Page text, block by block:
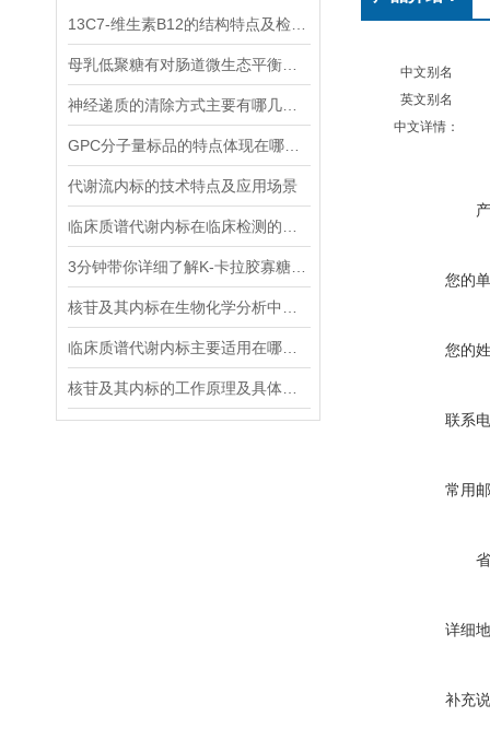
代谢流内标的技术特点及应用场景
中文别名
英文别名
中文详情：
您的
您的
联系
常用
详细
补充